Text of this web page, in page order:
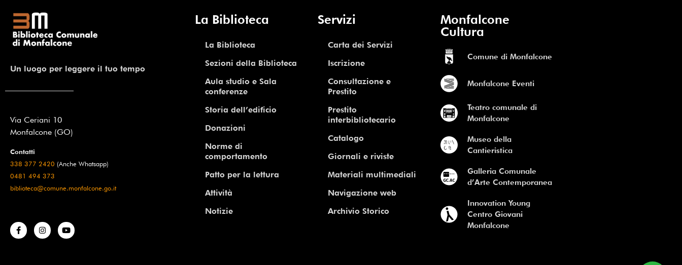
Un luogo per leggere il tuo tempo
Via Ceriani 10
Monfalcone (GO)
Contatti
338 377 2420 (Anche Whatsapp)
0481 494 373
biblioteca@comune.monfalcone.go.it
La Biblioteca
La Biblioteca
Sezioni della Biblioteca
Aula studio e Sala
conferenze
Storia dell’edificio
Donazioni
Norme di
comportamento
Patto per la lettura
Attività
Notizie
Servizi
Carta dei Servizi
Iscrizione
Consultazione e
Prestito
Prestito
interbibliotecario
Catalogo
Giornali e riviste
Materiali multimediali
Navigazione web
Archivio Storico
Monfalcone
Cultura
Comune di Monfalcone
Monfalcone Eventi
Teatro comunale di
Monfalcone
Museo della
Cantieristica
Galleria Comunale
d’Arte Contemporanea
Innovation Young
Centro Giovani
Monfalcone